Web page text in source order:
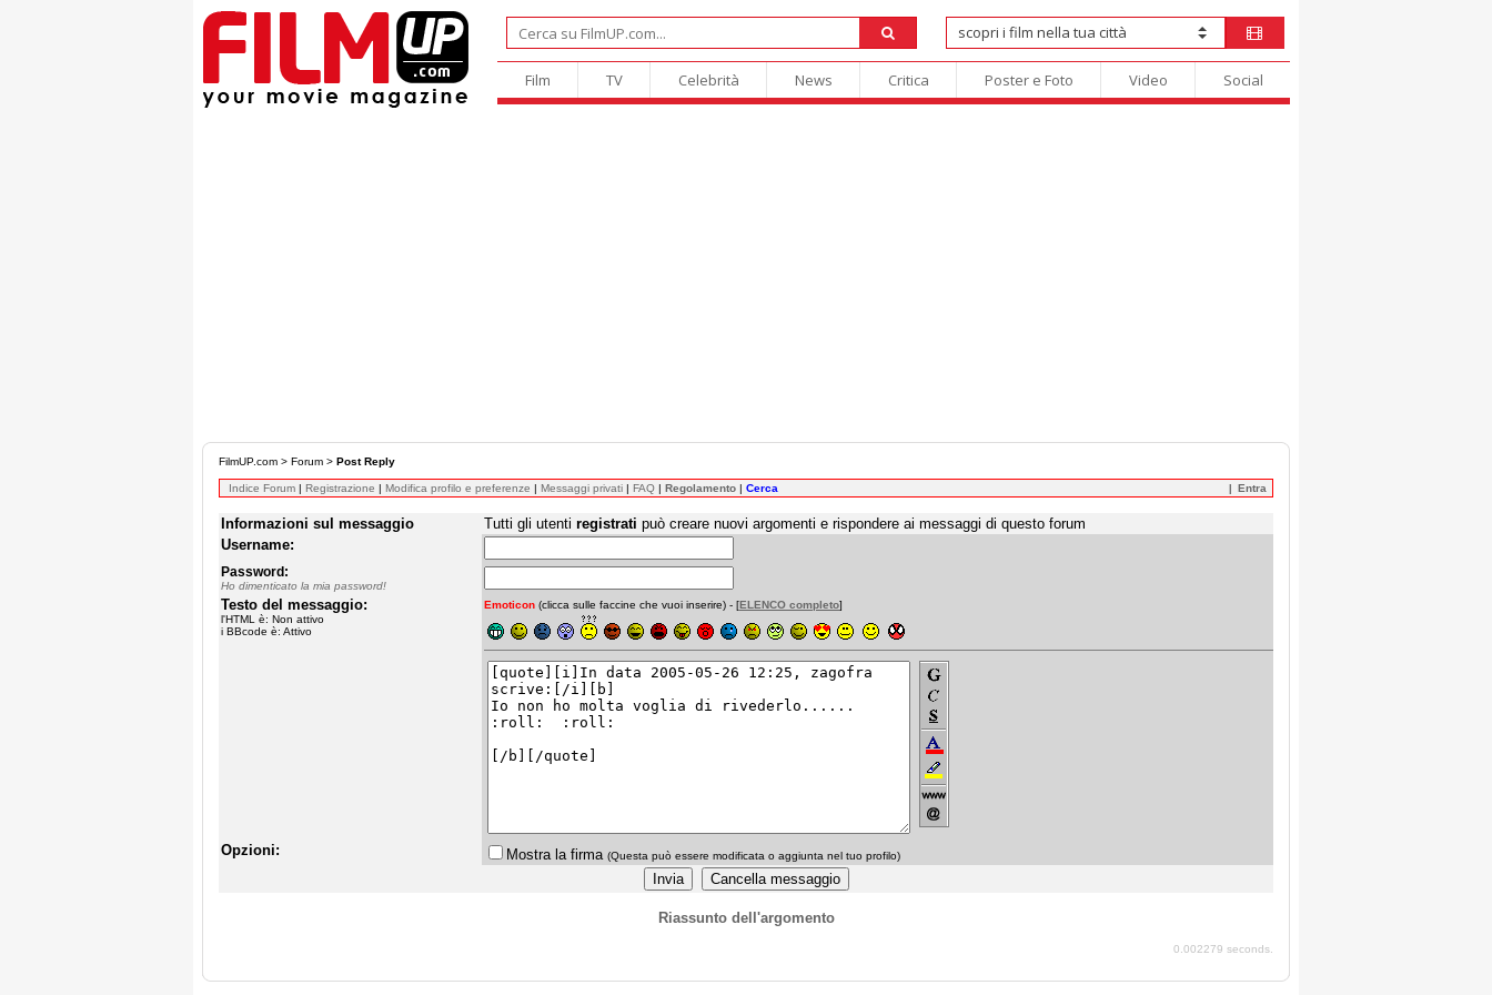
Film TV Celebrità News Critica Poster e Foto Video Social
FilmUP.com > Forum > Post Reply
Indice Forum | Registrazione | Modifica profilo e preferenze | Messaggi privati | FAQ | Regolamento | Cerca Entra
Informazioni sul messaggio Tutti gli utenti registrati può creare nuovi argomenti e rispondere ai messaggi di questo forum
Username:
Password:
Ho dimenticato la mia password!
Testo del messaggio:
l'HTML è: Non attivo
i BBcode è: Attivo
Emoticon (clicca sulle faccine che vuoi inserire) - [ELENCO completo]
Opzioni: Mostra la firma (Questa può essere modificata o aggiunta nel tuo profilo)
Riassunto dell'argomento
0.002279 seconds.